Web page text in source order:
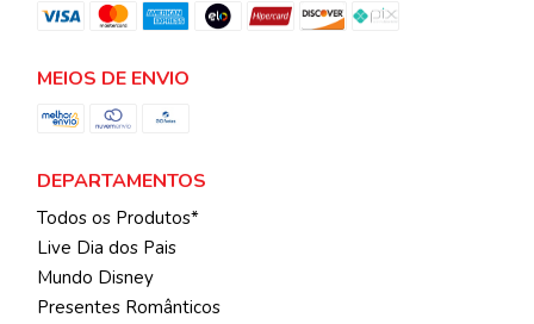
MEIOS DE ENVIO
DEPARTAMENTOS
Todos os Produtos*
Live Dia dos Pais
Mundo Disney
Presentes Românticos